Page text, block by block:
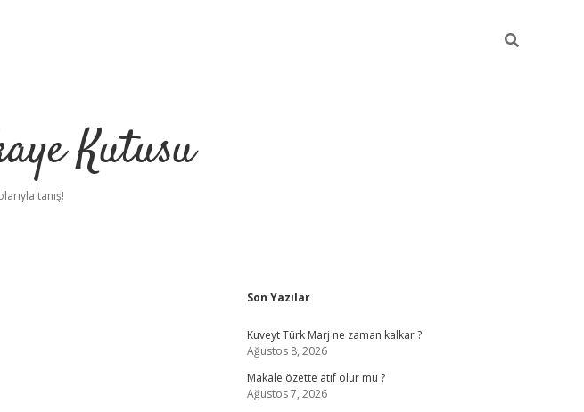
Kutusu
tanış!
Sidebar
Son Yazılar
Kuveyt Türk Marj ne zaman kalkar ?
Ağustos 8, 2026
Makale özette atıf olur mu ?
Ağustos 7, 2026